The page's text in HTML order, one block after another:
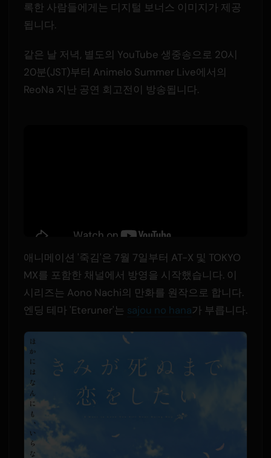
록한 사람들에게는 디지털 보너스 이미지가 제공
됩니다.
같은 날 저녁, 별도의 YouTube 생중송으로 20시
20분(JST)부터 Animelo Summer Live에서의
ReoNa 지난 공연 회고전이 방송됩니다.
애니메이션 '죽김'은 7월 7일부터 AT-X 및 TOKYO
MX를 포함한 채널에서 방영을 시작했습니다. 이
시리즈는 Aono Nachi의 만화를 원작으로 합니다.
엔딩 테마 'Eteruner'는 sajou no hana가 부릅니다.